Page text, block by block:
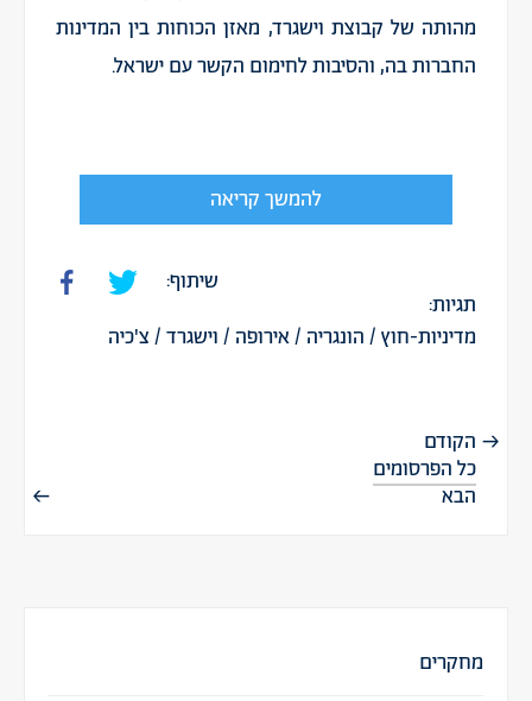
מהותה של קבוצת וישגרד, מאזן הכוחות בין המדינות
החברות בה, והסיבות לחימום הקשר עם ישראל.
להמשך קריאה
שיתוף:
תגיות:
מדיניות-חוץ/ הונגריה/אירופה/ וישגרד/ צ'כיה
הקודם
כל הפרסומים
הבא
מחקרים